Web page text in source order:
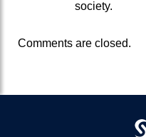
society.
Comments are closed.